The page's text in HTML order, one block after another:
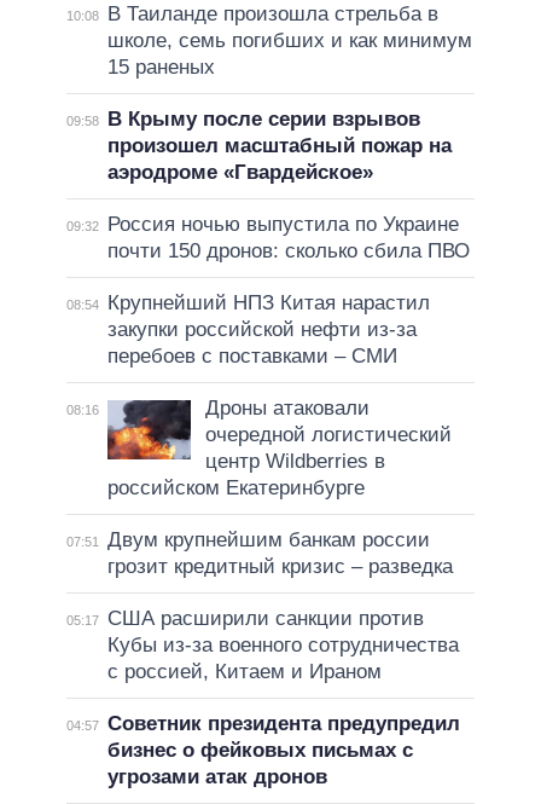
10:08
В Таиланде произошла стрельба в
школе, семь погибших и как минимум
15 раненых
09:58
В Крыму после серии взрывов
произошел масштабный пожар на
аэродроме «Гвардейское»
09:32
Россия ночью выпустила по Украине
почти 150 дронов: сколько сбила ПВО
08:54
Крупнейший НПЗ Китая нарастил
закупки российской нефти из-за
перебоев с поставками – СМИ
08:16
Дроны атаковали
очередной логистический
центр Wildberries в
российском Екатеринбурге
07:51
Двум крупнейшим банкам россии
грозит кредитный кризис – разведка
05:17
США расширили санкции против
Кубы из-за военного сотрудничества
с россией, Китаем и Ираном
04:57 Советник президента предупредил
бизнес о фейковых письмах с
угрозами атак дронов